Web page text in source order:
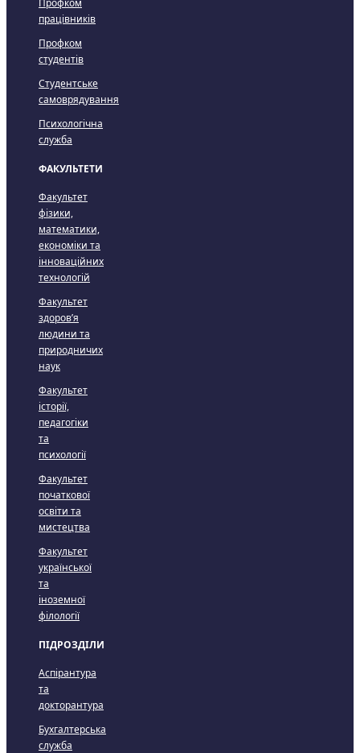
Профком
працівників
Профком
студентів
Студентське
самоврядування
Психологічна
служба
ФАКУЛЬТЕТИ
Факультет
фізики,
математики,
економіки та
інноваційних
технологій
Факультет
здоров’я
людини та
природничих
наук
Факультет
історії,
педагогіки
та
психології
Факультет
початкової
освіти та
мистецтва
Факультет
української
та
іноземної
філології
ПІДРОЗДІЛИ
Аспірантура
та
докторантура
Бухгалтерська
служба